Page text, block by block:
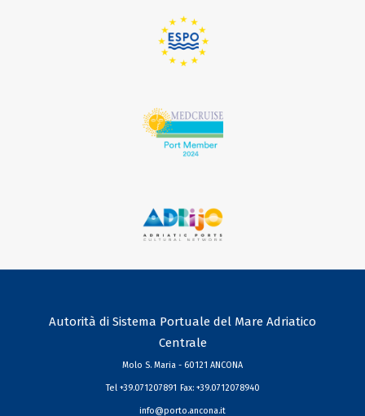
Autorità di Sistema Portuale del Mare Adriatico
Centrale
Molo S. Maria - 60121 ANCONA
Tel +39.071207891 Fax: +39.0712078940
info@porto.ancona.it